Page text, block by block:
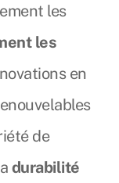
les
les
en
de
durabilité